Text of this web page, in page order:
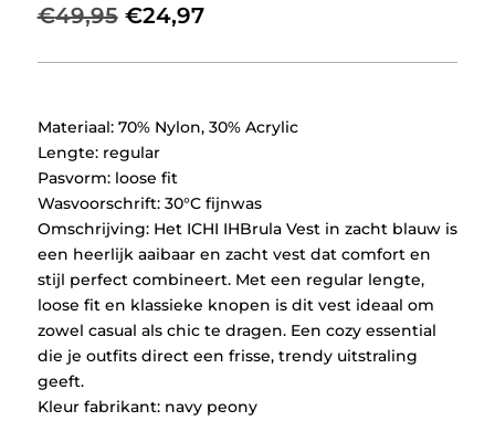
€49,95 Oorspronkelijke
was:
€24,97Huidige
is:
Materiaal: 70% Nylon, 30% Acrylic
Lengte: regular
Pasvorm: loose fit
Wasvoorschrift: 30°C fijnwas
Omschrijving: Het ICHI IHBrula Vest in zacht blauw is
een heerlijk aaibaar en zacht vest dat comfort en
stijl perfect combineert. Met een regular lengte,
loose fit en klassieke knopen is dit vest ideaal om
zowel casual als chic te dragen. Een cozy essential
die je outfits direct een frisse, trendy uitstraling
geeft.
Kleur fabrikant: navy peony